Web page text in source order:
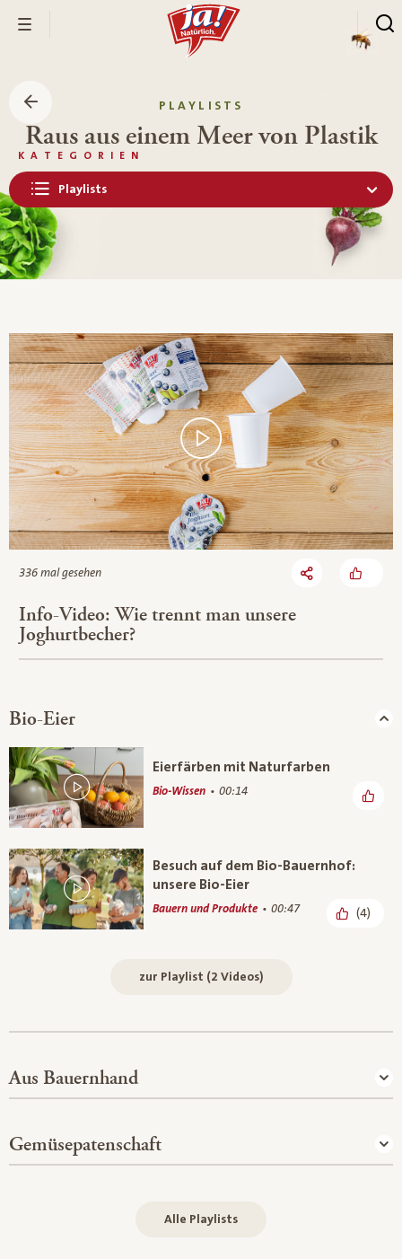
PLAYLISTS
Raus aus einem Meer von Plastik
KATEGORIEN
Playlists
336 mal gesehen
Info-Video: Wie trennt man unsere
Joghurtbecher?
Bio-Eier
Eierfärben mit Naturfarben
Bio-Wissen 00:14
Besuch auf dem Bio-Bauernhof:
unsere Bio-Eier
Bauern und Produkte 00:47 (4)
zur Playlist (2 Videos)
Aus Bauernhand
Gemüsepatenschaft
Alle Playlists